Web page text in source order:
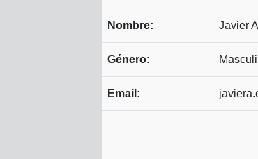
Nombre: Javier
Género:
Email: